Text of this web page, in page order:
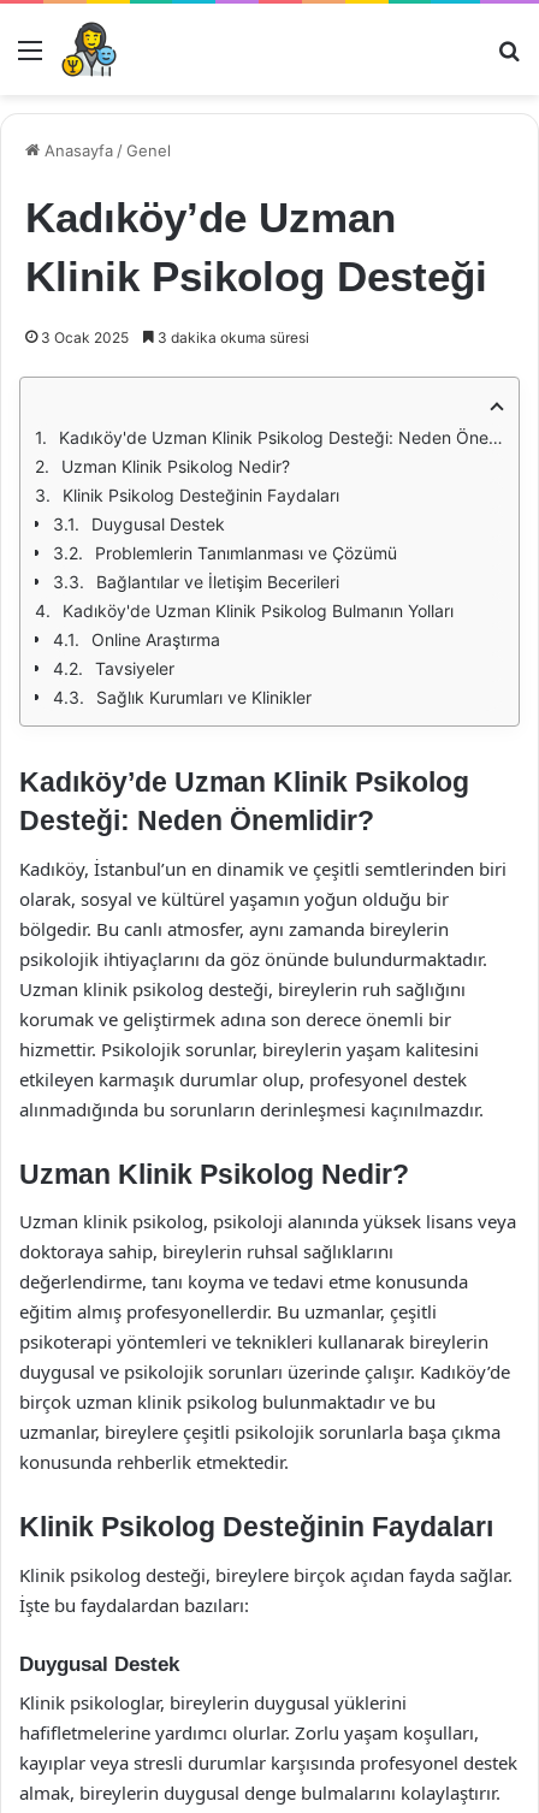
Menü
Anasayfa /Genel
Kadıköy’de Uzman
Klinik Psikolog Desteği
3 Ocak 2025 3 dakika okuma süresi
Kadıköy'de Uzman Klinik Psikolog Desteği: Neden Önemlidir?
Uzman Klinik Psikolog Nedir?
Klinik Psikolog Desteğinin Faydaları
Duygusal Destek
Problemlerin Tanımlanması ve Çözümü
Bağlantılar ve İletişim Becerileri
Kadıköy'de Uzman Klinik Psikolog Bulmanın Yolları
Online Araştırma
Tavsiyeler
Sağlık Kurumları ve Klinikler
Kadıköy’de Uzman Klinik Psikolog
Desteği: Neden Önemlidir?
Kadıköy, İstanbul’un en dinamik ve çeşitli semtlerinden biri
olarak, sosyal ve kültürel yaşamın yoğun olduğu bir
bölgedir. Bu canlı atmosfer, aynı zamanda bireylerin
psikolojik ihtiyaçlarını da göz önünde bulundurmaktadır.
Uzman klinik psikolog desteği, bireylerin ruh sağlığını
korumak ve geliştirmek adına son derece önemli bir
hizmettir. Psikolojik sorunlar, bireylerin yaşam kalitesini
etkileyen karmaşık durumlar olup, profesyonel destek
alınmadığında bu sorunların derinleşmesi kaçınılmazdır.
Uzman Klinik Psikolog Nedir?
Uzman klinik psikolog, psikoloji alanında yüksek lisans veya
doktoraya sahip, bireylerin ruhsal sağlıklarını
değerlendirme, tanı koyma ve tedavi etme konusunda
eğitim almış profesyonellerdir. Bu uzmanlar, çeşitli
psikoterapi yöntemleri ve teknikleri kullanarak bireylerin
duygusal ve psikolojik sorunları üzerinde çalışır. Kadıköy’de
birçok uzman klinik psikolog bulunmaktadır ve bu
uzmanlar, bireylere çeşitli psikolojik sorunlarla başa çıkma
konusunda rehberlik etmektedir.
Klinik Psikolog Desteğinin Faydaları
Klinik psikolog desteği, bireylere birçok açıdan fayda sağlar.
İşte bu faydalardan bazıları:
Duygusal Destek
Klinik psikologlar, bireylerin duygusal yüklerini
hafifletmelerine yardımcı olurlar. Zorlu yaşam koşulları,
kayıplar veya stresli durumlar karşısında profesyonel destek
almak, bireylerin duygusal denge bulmalarını kolaylaştırır.